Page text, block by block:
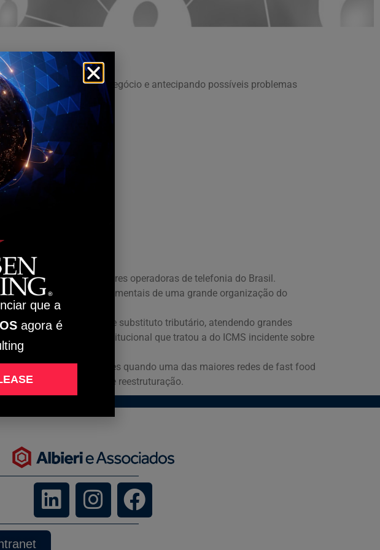
integrada às áreas de negócio e antecipando possíveis problemas
no Brasil.
de uma das maiores operadoras de telefonia do Brasil.
órgãos governamentais de uma grande organização do
inscrições estatuais de substituto tributário, atendendo grandes
da alteração constitucional que tratou a do ICMS incidente sobre
e contadores quando uma das maiores redes de fast food
passou por uma grande reestruturação.
que a
agora é